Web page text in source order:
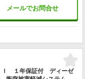
メールでお問合せ
Ｉ １年保証付 ディーゼ